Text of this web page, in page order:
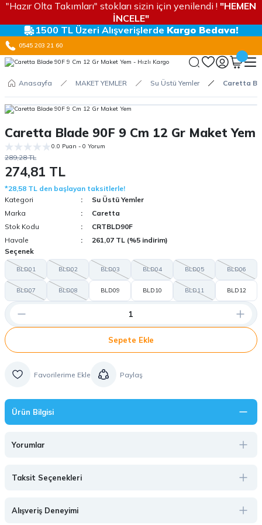
"Hazır Olta Takımları" stokları sizin için yenilendi ! "HEMEN
İNCELE"
1500 TL Üzeri Alışverişlerde Kargo Bedava!
0545 203 21 60
Anasayfa MAKET YEMLER Su Üstü Yemler Caretta
Caretta Blade 90F 9 Cm 12 Gr Maket Yem
0.0 Puan - 0 Yorum
289,28 TL
274,81 TL
*28,58 TL den başlayan taksitlerle!
Kategori
Su Üstü Yemler
Marka
Caretta
Stok Kodu
CRTBLD90F
Havale
261,07 TL (%5 indirim)
Seçenek
BLD01 BLD02 BLD03 BLD04 BLD05 BLD06
BLD07 BLD08 BLD09 BLD10 BLD11 BLD12
Sepete Ekle
Paylaş
Ürün Bilgisi
Yorumlar
Taksit Seçenekleri
Alışveriş Deneyimi